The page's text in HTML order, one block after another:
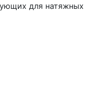
для натяжных